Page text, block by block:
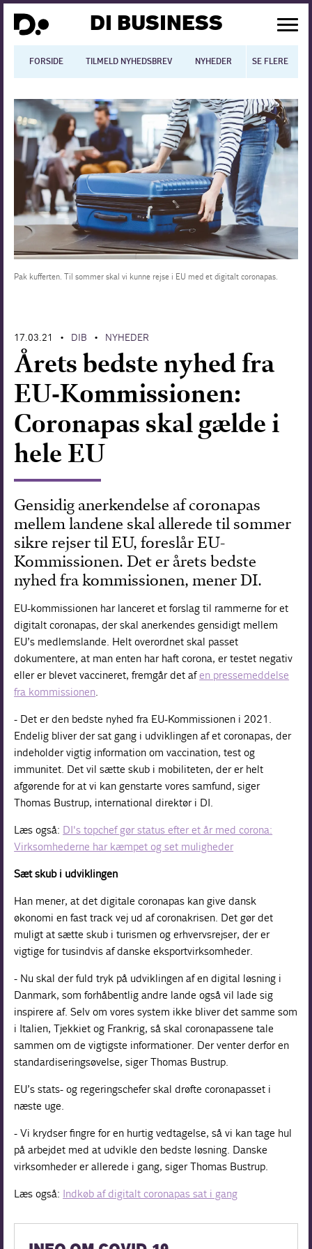
DI BUSINESS
FORSIDE TILMELD NYHEDSBREV NYHEDER BLOGS
SE FLERE
Dansk økonomi
Digitalisering
International økonomi
Arbejdsmiljø
Arbejdsmarkedet
Uddannelse
Forskning
Pak kufferten. Til sommer skal vi kunne rejse i EU med et digitalt coronapas.
17.03.21 • DIB • NYHEDER
Årets bedste nyhed fra
EU-Kommissionen:
Coronapas skal gælde i
hele EU
Gensidig anerkendelse af coronapas
mellem landene skal allerede til sommer
sikre rejser til EU, foreslår EU-
Kommissionen. Det er årets bedste
nyhed fra kommissionen, mener DI.
EU-kommissionen har lanceret et forslag til rammerne for et
digitalt coronapas, der skal anerkendes gensidigt mellem
EU’s medlemslande. Helt overordnet skal passet
dokumentere, at man enten har haft corona, er testet negativ
eller er blevet vaccineret, fremgår det afen pressemeddelse
fra kommissionen
- Det er den bedste nyhed fra EU-Kommissionen i 2021.
Endelig bliver der sat gang i udviklingen af et coronapas, der
indeholder vigtig information om vaccination, test og
immunitet. Det vil sætte skub i mobiliteten, der er helt
afgørende for at vi kan genstarte vores samfund, siger
Thomas Bustrup, international direktør i DI.
Læs også: DI's topchef gør status efter et år med corona:
Virksomhederne har kæmpet og set muligheder
Sæt skub i udviklingen
Han mener, at det digitale coronapas kan give dansk
økonomi en fast track vej ud af coronakrisen. Det gør det
muligt at sætte skub i turismen og erhvervsrejser, der er
vigtige for tusindvis af danske eksportvirksomheder.
- Nu skal der fuld tryk på udviklingen af en digital løsning i
Danmark, som forhåbentlig andre lande også vil lade sig
inspirere af. Selv om vores system ikke bliver det samme som
i Italien, Tjekkiet og Frankrig, så skal coronapassene tale
sammen om de vigtigste informationer. Der venter derfor en
standardiseringsøvelse, siger Thomas Bustrup.
EU’s stats- og regeringschefer skal drøfte coronapasset i
næste uge.
- Vi krydser fingre for en hurtig vedtagelse, så vi kan tage hul
på arbejdet med at udvikle den bedste løsning. Danske
virksomheder er allerede i gang, siger Thomas Bustrup.
Læs også: Indkøb af digitalt coronapas sat i gang